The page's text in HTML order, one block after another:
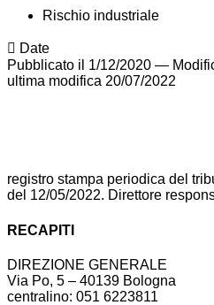
Rischio industriale
Date
Pubblicato il 1/12/2020 —
ultima modifica 20/07/2022
registro stampa periodica del
del 12/05/2022. Direttore
RECAPITI
DIREZIONE GENERALE
Via Po, 5 – 40139 Bologna
centralino: 051 6223811